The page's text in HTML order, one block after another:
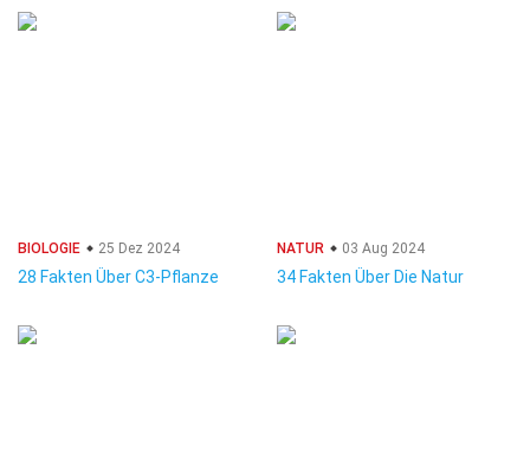
BIOLOGIE 25 Dez 2024
28 Fakten Über C3-Pflanze
NATUR 03 Aug 2024
34 Fakten Über Die Natur